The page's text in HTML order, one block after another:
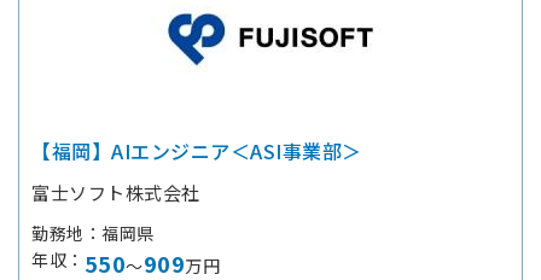
【福岡】AIエンジニア＜ASI事業部＞
富士ソフト株式会社
勤務地
福岡県
年収
550～909万円